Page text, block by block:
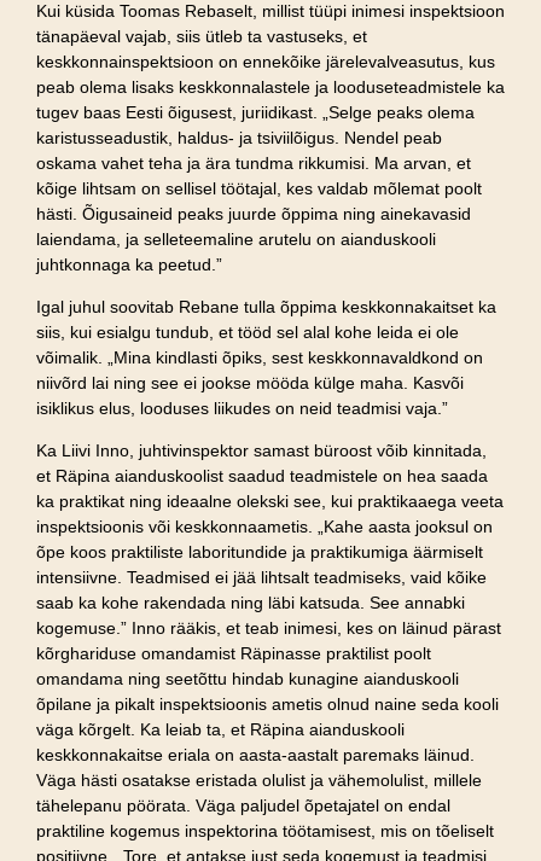
Kui küsida Toomas Rebaselt, millist tüüpi inimesi inspektsioon
tänapäeval vajab, siis ütleb ta vastuseks, et
keskkonnainspektsioon on ennekõike järelevalveasutus, kus
peab olema lisaks keskkonnalastele ja looduseteadmistele ka
tugev baas Eesti õigusest, juriidikast. „Selge peaks olema
karistusseadustik, haldus- ja tsiviilõigus. Nendel peab
oskama vahet teha ja ära tundma rikkumisi. Ma arvan, et
kõige lihtsam on sellisel töötajal, kes valdab mõlemat poolt
hästi. Õigusaineid peaks juurde õppima ning ainekavasid
laiendama, ja selleteemaline arutelu on aianduskooli
juhtkonnaga ka peetud.”
Igal juhul soovitab Rebane tulla õppima keskkonnakaitset ka
siis, kui esialgu tundub, et tööd sel alal kohe leida ei ole
võimalik. „Mina kindlasti õpiks, sest keskkonnavaldkond on
niivõrd lai ning see ei jookse mööda külge maha. Kasvõi
isiklikus elus, looduses liikudes on neid teadmisi vaja.”
Ka Liivi Inno, juhtivinspektor samast büroost võib kinnitada,
et Räpina aianduskoolist saadud teadmistele on hea saada
ka praktikat ning ideaalne olekski see, kui praktikaaega veeta
inspektsioonis või keskkonnaametis. „Kahe aasta jooksul on
õpe koos praktiliste laboritundide ja praktikumiga äärmiselt
intensiivne. Teadmised ei jää lihtsalt teadmiseks, vaid kõike
saab ka kohe rakendada ning läbi katsuda. See annabki
kogemuse.” Inno rääkis, et teab inimesi, kes on läinud pärast
kõrghariduse omandamist Räpinasse praktilist poolt
omandama ning seetõttu hindab kunagine aianduskooli
õpilane ja pikalt inspektsioonis ametis olnud naine seda kooli
väga kõrgelt. Ka leiab ta, et Räpina aianduskooli
keskkonnakaitse eriala on aasta-aastalt paremaks läinud.
Väga hästi osatakse eristada olulist ja vähemolulist, millele
tähelepanu pöörata. Väga paljudel õpetajatel on endal
praktiline kogemus inspektorina töötamisest, mis on tõeliselt
positiivne. „Tore, et antakse just seda kogemust ja teadmisi